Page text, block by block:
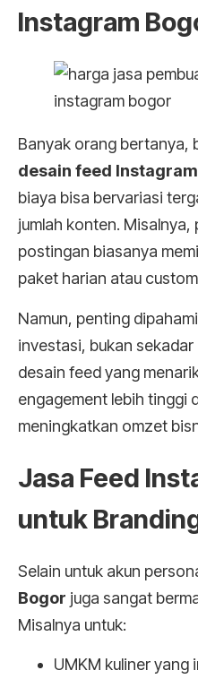
Instagram
Banyak orang bertanya,
desain feed
biaya bisa bervariasi
jumlah konten.
postingan biasanya
paket harian atau
Namun, penting
investasi, bukan
desain feed yang
engagement lebih tinggi
meningkatkan omzet
Jasa Feed
untuk
Selain untuk akun
Bogor juga sangat
Misalnya untuk:
UMKM kuliner yang